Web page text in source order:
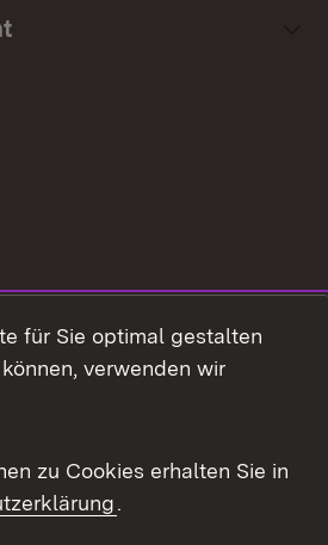
für Sie optimal gestalten
verwenden wir
zu Cookies erhalten Sie in
.